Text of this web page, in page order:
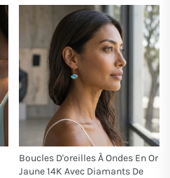
Boucles D'oreilles À Ondes En Or
Jaune 14K Avec Diamants De